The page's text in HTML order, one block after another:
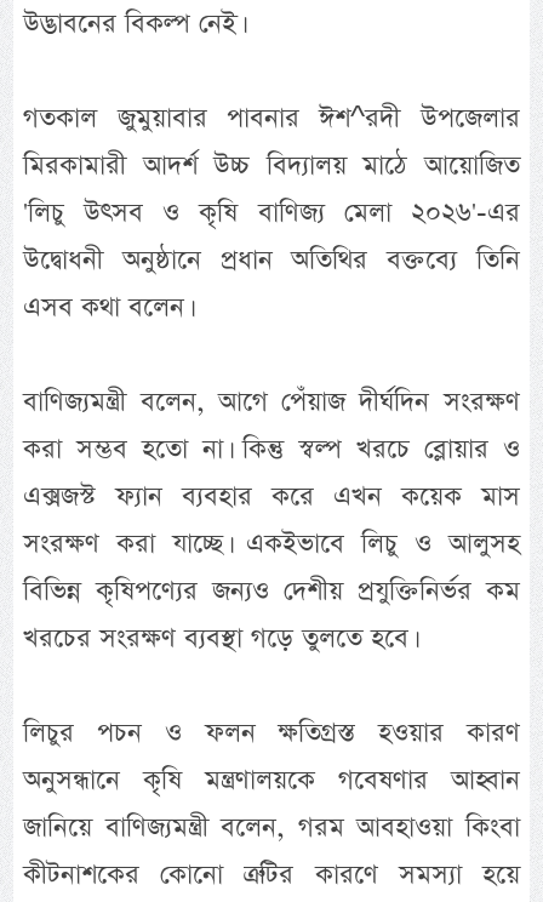
উদ্ভাবনের বিকল্প নেই।
গতকাল জুমুয়াবার পাবনার ঈশ^রদী উপজেলার
মিরকামারী আদর্শ উচ্চ বিদ্যালয় মাঠে আয়োজিত
'লিচু উৎসব ও কৃষি বাণিজ্য মেলা ২০২৬'-এর
উদ্বোধনী অনুষ্ঠানে প্রধান অতিথির বক্তব্যে তিনি
এসব কথা বলেন।
বাণিজ্যমন্ত্রী বলেন, আগে পেঁয়াজ দীর্ঘদিন সংরক্ষণ
করা সম্ভব হতো না। কিন্তু স্বল্প খরচে ব্লোয়ার ও
এক্সজস্ট ফ্যান ব্যবহার করে এখন কয়েক মাস
সংরক্ষণ করা যাচ্ছে। একইভাবে লিচু ও আলুসহ
বিভিন্ন কৃষিপণ্যের জন্যও দেশীয় প্রযুক্তিনির্ভর কম
খরচের সংরক্ষণ ব্যবস্থা গড়ে তুলতে হবে।
লিচুর পচন ও ফলন ক্ষতিগ্রস্ত হওয়ার কারণ
অনুসন্ধানে কৃষি মন্ত্রণালয়কে গবেষণার আহ্বান
জানিয়ে বাণিজ্যমন্ত্রী বলেন, গরম আবহাওয়া কিংবা
কীটনাশকের কোনো ত্রুটির কারণে সমস্যা হয়ে